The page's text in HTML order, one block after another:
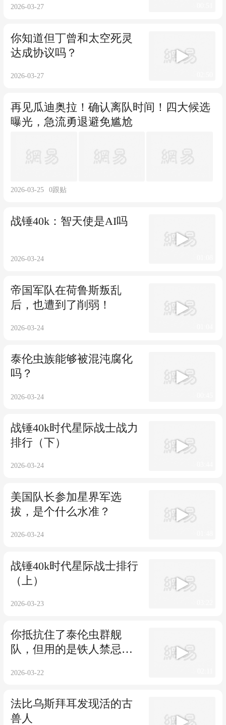
2026-03-27
你知道但丁曾和太空死灵
达成协议吗？
2026-03-27
再见瓜迪奥拉！确认离队时间！四大候选
曝光，急流勇退避免尴尬
2026-03-25 0跟贴
战锤40k：智天使是AI吗
2026-03-24
帝国军队在荷鲁斯叛乱
后，也遭到了削弱！
2026-03-24
泰伦虫族能够被混沌腐化
吗？
2026-03-24
战锤40k时代星际战士战力
排行（下）
2026-03-24
美国队长参加星界军选
拔，是个什么水准？
2026-03-24
战锤40k时代星际战士排行
（上）
2026-03-23
你抵抗住了泰伦虫群舰
队，但用的是铁人禁忌科
2026-03-22
法比乌斯拜耳发现活的古
兽人